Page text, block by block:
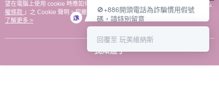
望在電腦上使用 cookie 時應如何變更電腦的 cookie 設定，請參閱本網站「
隱私
權條款 」之 Cookie 聲明。您繼續使用本網站即表示您同意本公司得按本網站使
用條款之 Cookie 聲明使用 cookie。
了解更多 >
我知道了
🚫+886開頭電話為詐騙慣用假號
碼，請特別留意
－－－－－－－－－－－－
如何聯繫玩美維納斯客服?
📆週一至週五
⏰上午 8:30-下午17:30
回覆至 玩美維納斯